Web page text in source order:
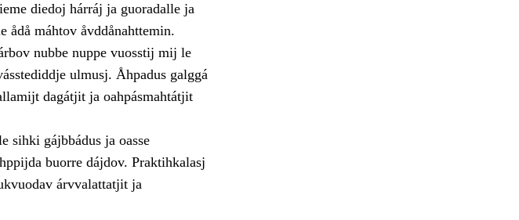
diedoj hárráj ja guoradalle ja
ådå máhtov åvddånahttemin.
nubbe nuppe vuosstij mij le
ulmusj. Åhpadus galggá
dagátjit ja oahpásmahtátjit
sihki gájbbádus ja oasse
buorre dájdov. Praktihkalasj
árvvalattatjit ja